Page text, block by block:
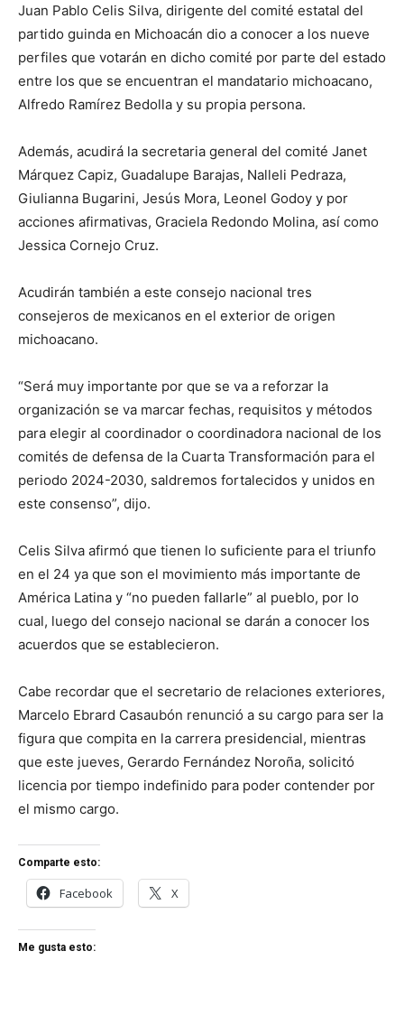
Juan Pablo Celis Silva, dirigente del comité estatal del
partido guinda en Michoacán dio a conocer a los nueve
perfiles que votarán en dicho comité por parte del estado
entre los que se encuentran el mandatario michoacano,
Alfredo Ramírez Bedolla y su propia persona.
Además, acudirá la secretaria general del comité Janet
Márquez Capiz, Guadalupe Barajas, Nalleli Pedraza,
Giulianna Bugarini, Jesús Mora, Leonel Godoy y por
acciones afirmativas, Graciela Redondo Molina, así como
Jessica Cornejo Cruz.
Acudirán también a este consejo nacional tres
consejeros de mexicanos en el exterior de origen
michoacano.
“Será muy importante por que se va a reforzar la
organización se va marcar fechas, requisitos y métodos
para elegir al coordinador o coordinadora nacional de los
comités de defensa de la Cuarta Transformación para el
periodo 2024-2030, saldremos fortalecidos y unidos en
este consenso”, dijo.
Celis Silva afirmó que tienen lo suficiente para el triunfo
en el 24 ya que son el movimiento más importante de
América Latina y “no pueden fallarle” al pueblo, por lo
cual, luego del consejo nacional se darán a conocer los
acuerdos que se establecieron.
Cabe recordar que el secretario de relaciones exteriores,
Marcelo Ebrard Casaubón renunció a su cargo para ser la
figura que compita en la carrera presidencial, mientras
que este jueves, Gerardo Fernández Noroña, solicitó
licencia por tiempo indefinido para poder contender por
el mismo cargo.
Comparte esto:
Facebook X
Me gusta esto: